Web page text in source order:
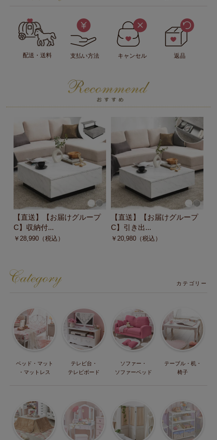
配送・送料 支払い方法 キャンセル 返品
【直送】【お届けグループ
C】収納付...
￥ 28,990 （税込）
【直送】【お届けグループ
C】引き出...
￥ 20,980 （税込）
カテゴリー
ベッド・マット
・マットレス
テレビ台・
テレビボード
ソファー・
ソファーベッド
テーブル・机・
椅子